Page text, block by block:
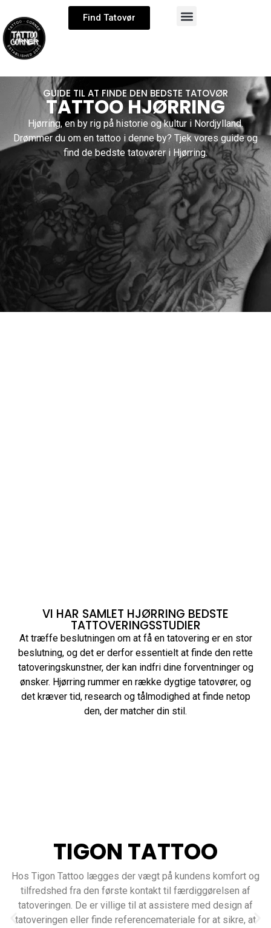
Find Tatovør
GUIDE TIL AT FINDE DEN BEDSTE TATOVØR
TATTOO HJØRRING
Hjørring, en by rig på historie og kultur i Nordjylland.
Drømmer du om en tattoo i denne by? Tjek vores guide og
find de bedste tatovører i Hjørring.
VI HAR SAMLET HJØRRING BEDSTE
TATTOVERINGSSTUDIER
At træffe beslutningen om at få en tatovering er en stor
beslutning, og det er derfor essentielt at finde den rette
tatoveringskunstner, der kan indfri dine forventninger og
ønsker. Hjørring rummer en række dygtige tatovører, og
det kræver tid, research og tålmodighed at finde netop
den, der matcher din stil.
TIGON TATTOO
Hos Tigon Tattoo lægges der vægt på kundens komfort og
tilfredshed fra den første kontakt til færdiggørelsen af
tatoveringen. De er villige til at assistere med design af
tatoveringen eller finde referencemateriale for at sikre, at